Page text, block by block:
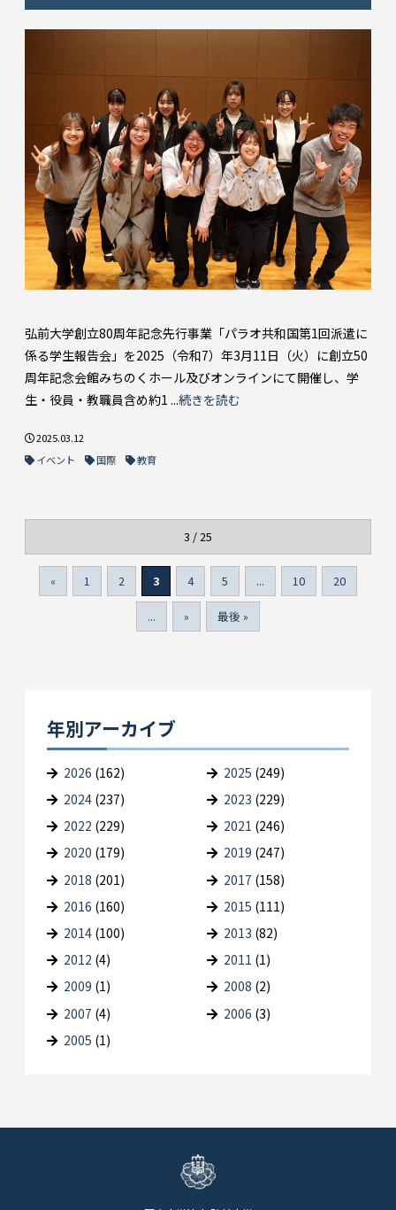
弘前大学創立80周年記念先行事業「パラオ共和国第1回派遣に
係る学生報告会」を2025（令和7）年3月11日（火）に創立50
周年記念会館みちのくホール及びオンラインにて開催し、学
生・役員・教職員含め約1 ...続きを読む
2025.03.12
イベント
国際 教育
3 / 25
« 1 2 3 4 5 ... 10 20
... » 最後 »
年別アーカイブ
2026 (162) 2025 (249)
2024 (237) 2023 (229)
2022 (229) 2021 (246)
2020 (179) 2019 (247)
2018 (201) 2017 (158)
2016 (160) 2015 (111)
2014 (100) 2013 (82)
2012 (4) 2011 (1)
2009 (1) 2008 (2)
2007 (4) 2006 (3)
2005 (1)